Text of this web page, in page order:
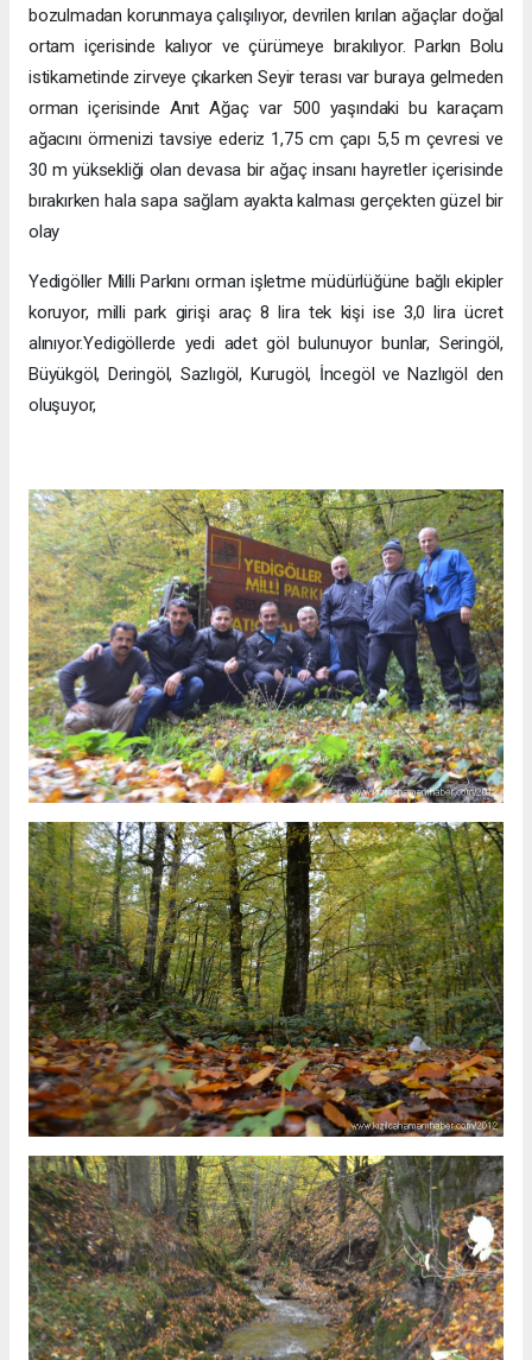
bozulmadan korunmaya çalışılıyor, devrilen kırılan ağaçlar doğal
ortam içerisinde kalıyor ve çürümeye bırakılıyor. Parkın Bolu
istikametinde zirveye çıkarken Seyir terası var buraya gelmeden
orman içerisinde Anıt Ağaç var 500 yaşındaki bu karaçam
ağacını örmenizi tavsiye ederiz 1,75 cm çapı 5,5 m çevresi ve
30 m yüksekliği olan devasa bir ağaç insanı hayretler içerisinde
bırakırken hala sapa sağlam ayakta kalması gerçekten güzel bir
olay
Yedigöller Milli Parkını orman işletme müdürlüğüne bağlı ekipler
koruyor, milli park girişi araç 8 lira tek kişi ise 3,0 lira ücret
alınıyor.Yedigöllerde yedi adet göl bulunuyor bunlar, Seringöl,
Büyükgöl, Deringöl, Sazlıgöl, Kurugöl, İncegöl ve Nazlıgöl den
oluşuyor,